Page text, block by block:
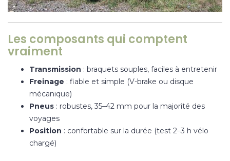
Les composants qui comptent
vraiment
Transmission : braquets souples, faciles à entretenir
Freinage : fiable et simple (V-brake ou disque
mécanique)
Pneus : robustes, 35–42 mm pour la majorité des
voyages
Position : confortable sur la durée (test 2–3 h vélo
chargé)